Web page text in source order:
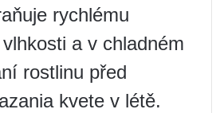
rychlému
a v chladném
rostlinu před
kvete v létě.